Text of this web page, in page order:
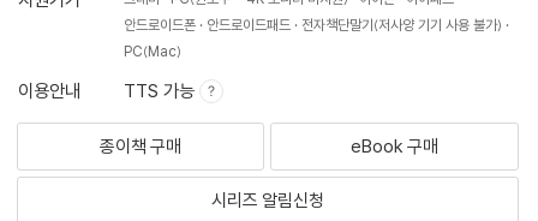
안드로이드폰
안드로이드패드
전자책단말기(저사양 기기 사용 불가)
PC(Mac)
이용안내 TTS 가능
종이책 구매 eBook 구매
시리즈 알림신청